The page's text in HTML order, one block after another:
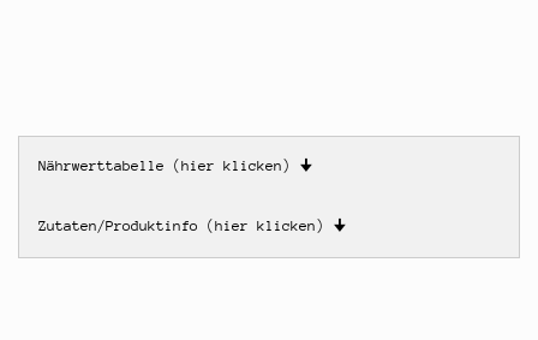
Nährwerttabelle (hier klicken) 🠋
Zutaten/Produktinfo (hier klicken) 🠋